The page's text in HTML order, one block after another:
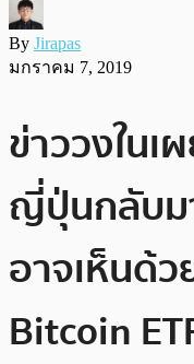
By Jirapas
มกราคม 7, 2019
ข่าววงใน
ญี่ปุ่นกลับม
อาจเห็นด้
Bitcoin